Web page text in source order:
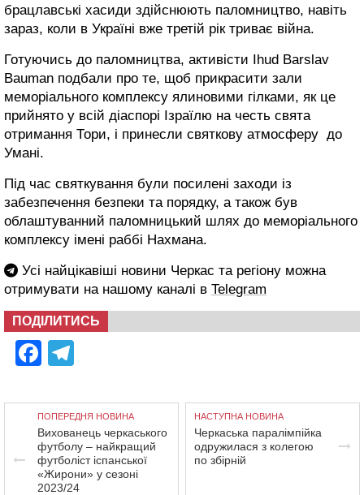
брацлавські хасиди здійснюють паломництво, навіть
зараз, коли в Україні вже третій рік триває війна.
Готуючись до паломництва, активісти Ihud Barslav
Bauman подбали про те, щоб прикрасити зали
меморіального комплексу ялиновими гілками, як це
прийнято у всій діаспорі Ізраїлю на честь свята
отримання Тори, і принесли святкову атмосферу до
Умані.
Під час святкування були посилені заходи із
забезпечення безпеки та порядку, а також був
облаштуванний паломницький шлях до меморіального
комплексу імені раббі Нахмана.
Усі найцікавіші новини Черкас та регіону можна
отримувати на нашому каналі в Telegram
ПОДІЛИТИСЬ
Facebook
ПОПЕРЕДНЯ НОВИНА
Вихованець черкаського
футболу – найкращий
футболіст іспанської
«Жирони» у сезоні
2023/24
НАСТУПНА НОВИНА
Черкаська паралімпійка
одружилася з колегою
по збірній